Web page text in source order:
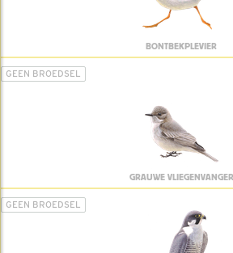
BONTBEKPLEVIER
GEEN BROEDSEL
GRAUWE VLIEGENVANGER
GEEN BROEDSEL